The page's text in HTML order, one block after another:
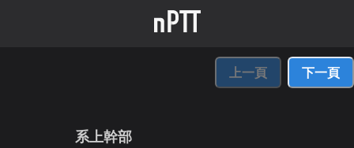
上一頁 下一頁
系上幹部